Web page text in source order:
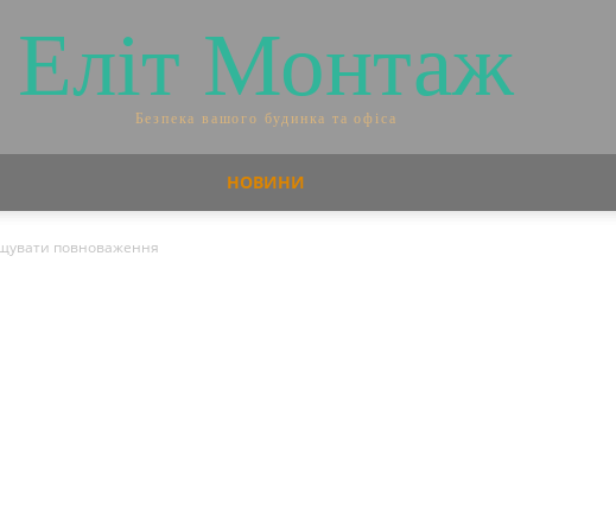
Еліт Монтаж
Безпека вашого будинка та офіса
НОВИНИ
повноваження